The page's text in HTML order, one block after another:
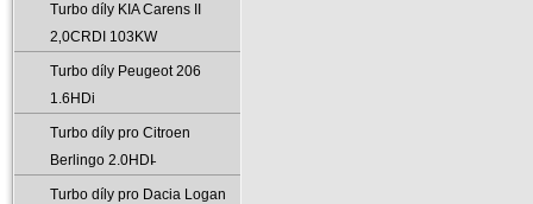
Turbo díly KIA Carens II
2‚0CRDI 103KW
Turbo díly Peugeot 206
1.6HDi
Turbo díly pro Citroen
Berlingo 2.0HDI̵
Turbo díly pro Dacia Logan